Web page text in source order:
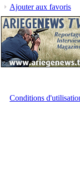
Ajouter aux favoris
Conditions